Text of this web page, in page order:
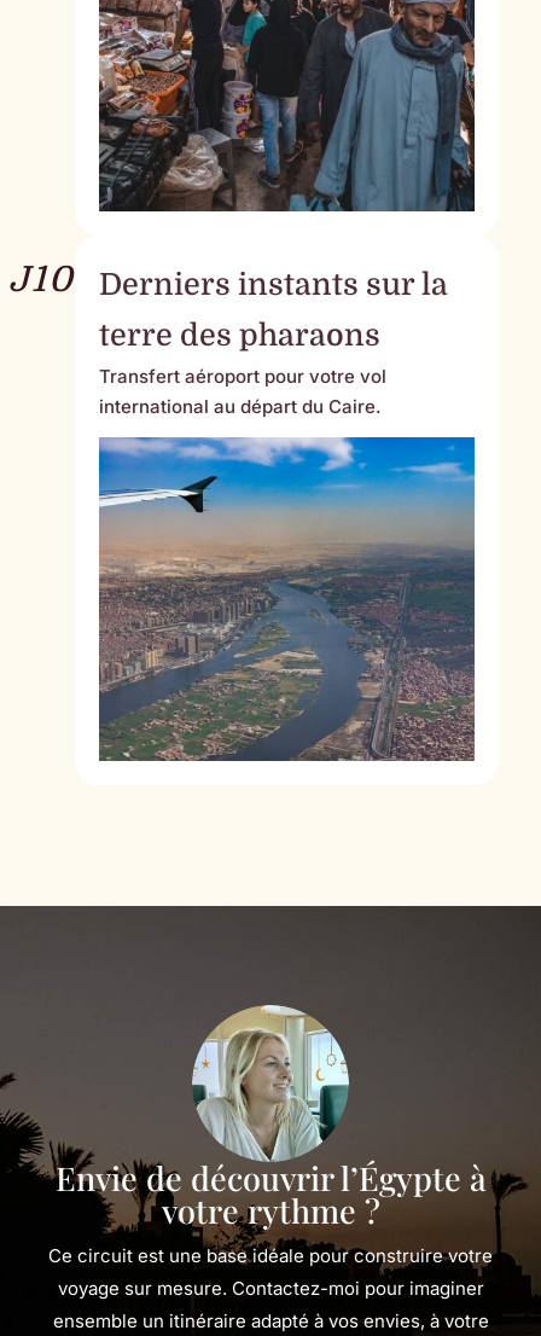
J10
Derniers instants sur la
terre des pharaons
Transfert aéroport pour votre vol
international au départ du Caire.
Envie de découvrir l’Égypte à
votre rythme ?
Ce circuit est une base idéale pour construire votre
voyage sur mesure. Contactez-moi pour imaginer
ensemble un itinéraire adapté à vos envies, à votre